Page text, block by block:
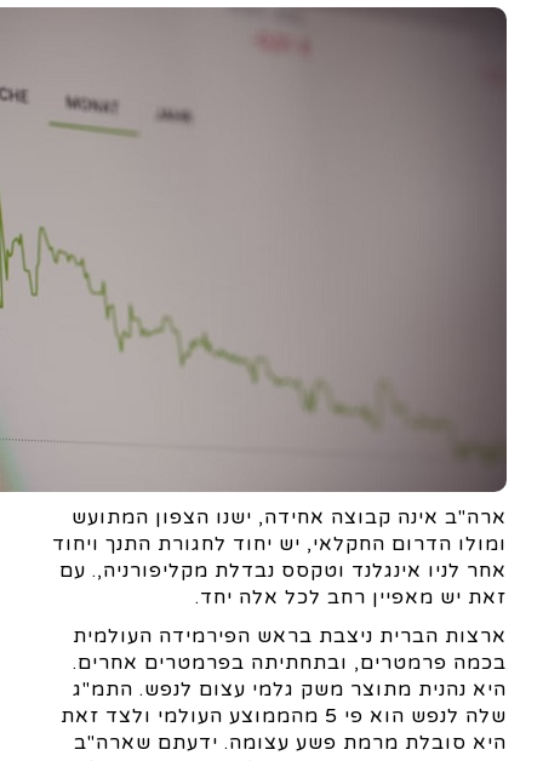
ארה"ב אינה קבוצה אחידה, ישנו הצפון המתועש
ומולו הדרום החקלאי, יש יחוד לחגורת התנך ויחוד
אחר לניו אינגלנד וטקסס נבדלת מקליפורניה,. עם
זאת יש מאפיין רחב לכל אלה יחד.
ארצות הברית ניצבת בראש הפירמידה העולמית
בכמה פרמטרים, ובתחתיתה בפרמטרים אחרים.
היא נהנית מתוצר משק גלמי עצום לנפש. התמ"ג
שלה לנפש הוא פי 5 מהממוצע העולמי ולצד זאת
היא סובלת מרמת פשע עצומה. ידעתם שארה"ב